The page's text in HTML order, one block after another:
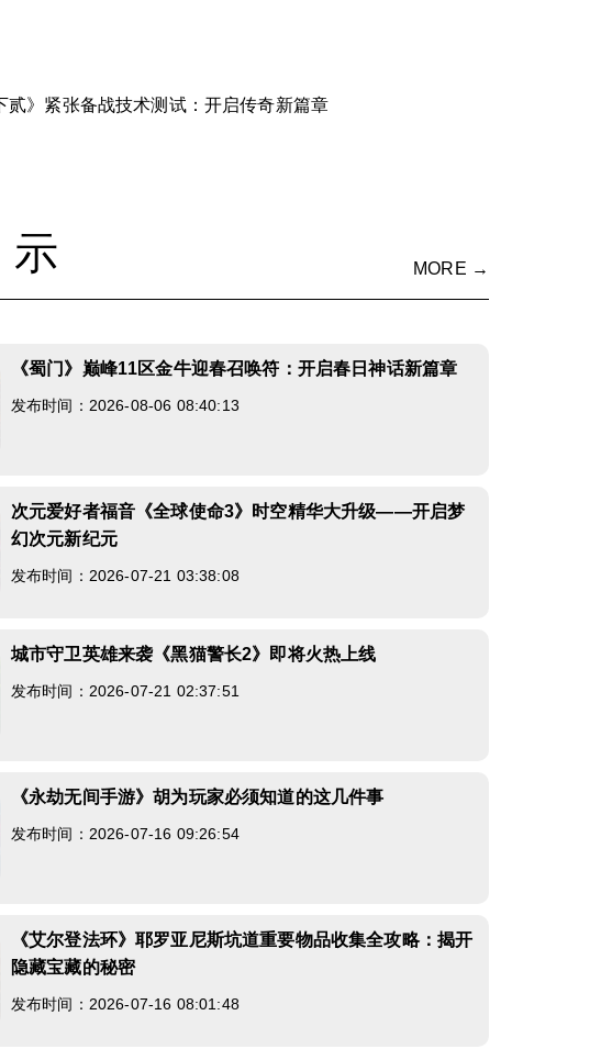
贰》紧张备战技术测试：开启传奇新篇章
MORE →
《蜀门》巅峰11区金牛迎春召唤符：开启春日神话新篇章
发布时间：2026-08-06 08:40:13
次元爱好者福音《全球使命3》时空精华大升级——开启梦
幻次元新纪元
发布时间：2026-07-21 03:38:08
城市守卫英雄来袭《黑猫警长2》即将火热上线
发布时间：2026-07-21 02:37:51
《永劫无间手游》胡为玩家必须知道的这几件事
发布时间：2026-07-16 09:26:54
《艾尔登法环》耶罗亚尼斯坑道重要物品收集全攻略：揭开
隐藏宝藏的秘密
发布时间：2026-07-16 08:01:48